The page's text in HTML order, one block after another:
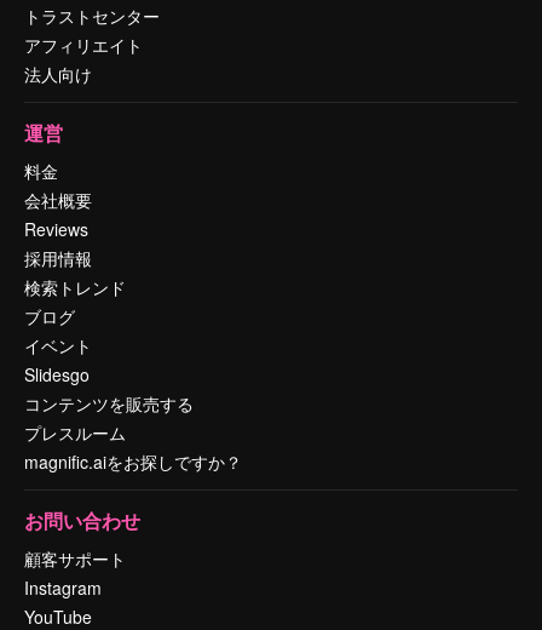
トラストセンター
アフィリエイト
法人向け
運営
料金
会社概要
Reviews
採用情報
検索トレンド
ブログ
イベント
Slidesgo
コンテンツを販売する
プレスルーム
magnific.aiをお探しですか？
お問い合わせ
顧客サポート
Instagram
YouTube